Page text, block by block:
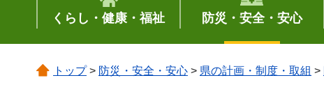
くらし・健康・福祉 防災・安全・安心
トップ> 防災・安全・安心 > 県の計画・制度・取組 >